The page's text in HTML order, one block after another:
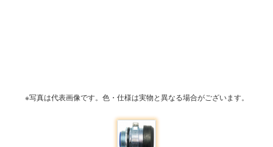
※写真は代表画像です。色・仕様は実物と異なる場合がございます。